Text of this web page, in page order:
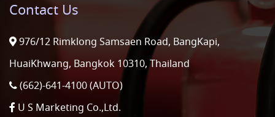
Contact Us
976/12 Rimklong Samsaen Road, BangKapi,
HuaiKhwang, Bangkok 10310, Thailand
(662)-641-4100 (AUTO)
U S Marketing Co.,Ltd.